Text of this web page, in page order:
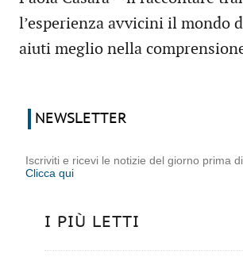
l’esperienza avvicini il mondo
aiuti meglio nella
NEWSLETTER
Iscriviti e ricevi le notizie del giorno prima
Clicca qui
I PIÙ LETTI